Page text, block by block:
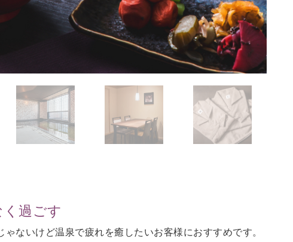
過ごす
ないけど温泉で疲れを癒したいお客様におすすめです。